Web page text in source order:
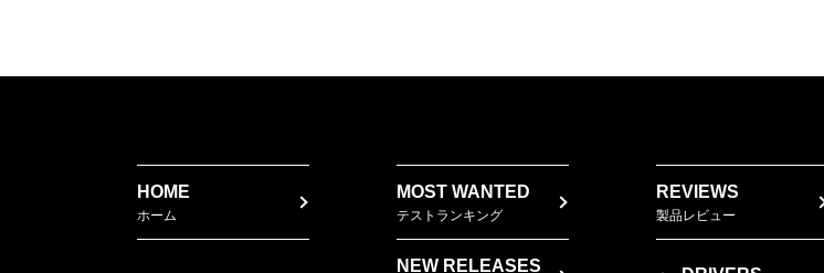
HOME
ホーム
MOST WANTED
テストランキング
NEW RELEASES
REVIEWS
製品レビュー